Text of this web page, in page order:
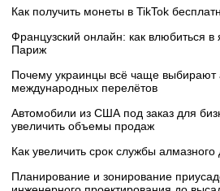
Как получить монеты в TikTok
Французский онлайн: как влюбиться в
Париж
Почему украинцы всё чаще выбирают
международных перелётов
Автомобили из США под заказ для
увеличить объемы продаж
Как увеличить срок службы алмазного
Планирование и зонирование